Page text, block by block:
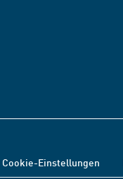
Cookie-Einstellungen